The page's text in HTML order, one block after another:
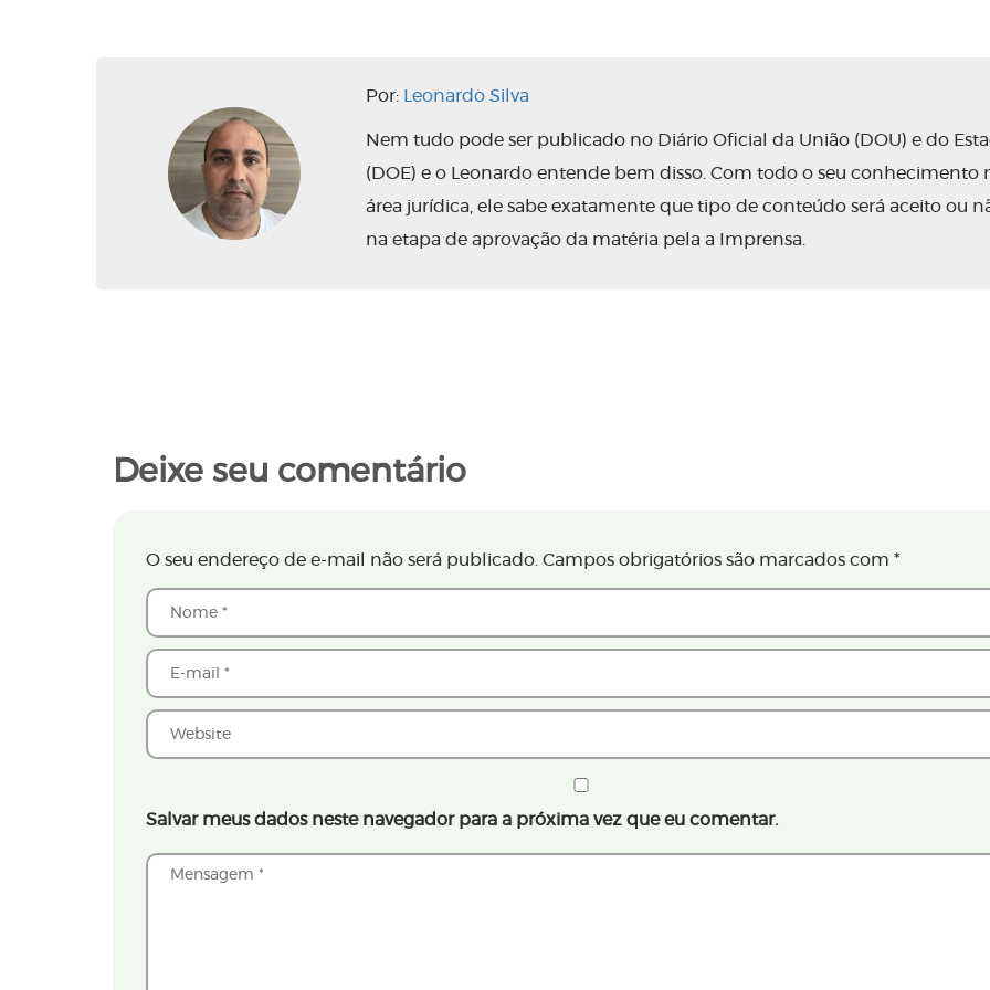
Por: Leonardo Silva
Nem tudo pode ser publicado no Diário Oficial da União (DOU) e do
(DOE) e o Leonardo entende bem disso. Com todo o seu conhecimento
área jurídica, ele sabe exatamente que tipo de conteúdo será aceito ou
na etapa de aprovação da matéria pela a Imprensa.
Deixe seu comentário
O seu endereço de e-mail não será publicado. Campos obrigatórios são marcados com *
Salvar meus dados neste navegador para a próxima vez que eu comentar.